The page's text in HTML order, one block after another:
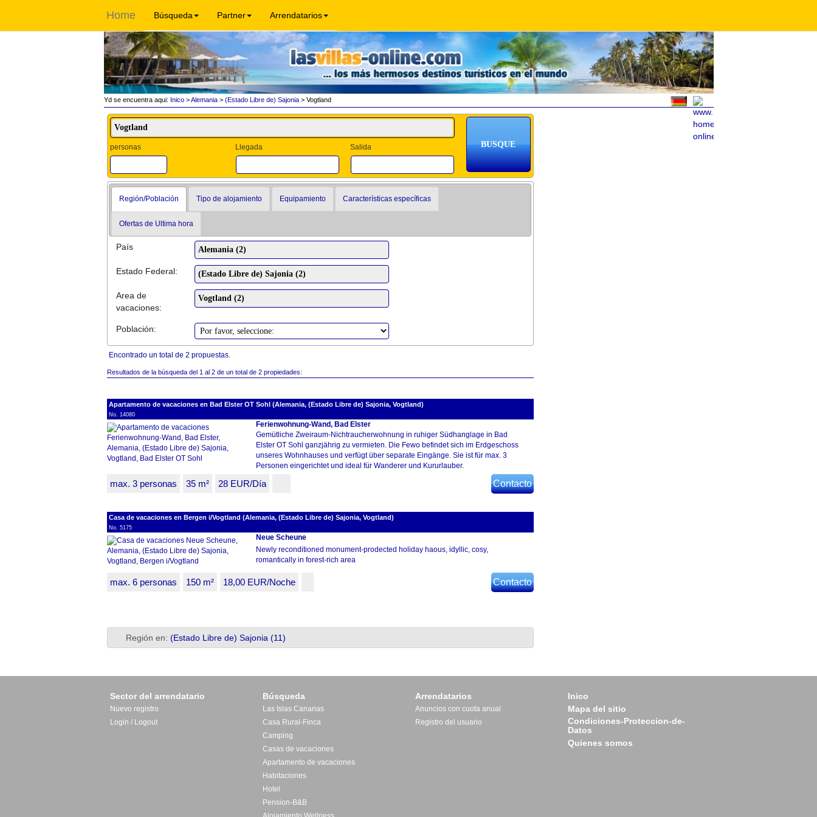
Home Búsqueda Partner Arrendatarios
Yd se encuentra aqui: Inico>Alemania> (Estado Libre de) Sajonia> Vogtland
personas Llegada Salida
Región/Población Tipo de alojamiento Equipamiento Características específicas
Ofertas de Ultima hora
País
Estado Federal:
Area de
vacaciones:
Población:
Encontrado un total de 2 propuestas.
Resultados de la búsqueda del 1 al 2 de un total de 2 propiedades:
Apartamento de vacaciones en Bad Elster OT Sohl (Alemania, (Estado Libre de) Sajonia, Vogtland)
No. 14080
Ferienwohnung-Wand, Bad Elster
Gemütliche Zweiraum-Nichtraucherwohnung in ruhiger Südhanglage in Bad
Elster OT Sohl ganzjährig zu vermieten. Die Fewo befindet sich im Erdgeschoss
unseres Wohnhauses und verfügt über separate Eingänge. Sie ist für max. 3
Personen eingerichtet und ideal für Wanderer und Kururlauber.
max. 3 personas 35 m² 28 EUR/Día Contacto
Casa de vacaciones en Bergen i/Vogtland (Alemania, (Estado Libre de) Sajonia, Vogtland)
No. 5175
Neue Scheune
Newly reconditioned monument-prodected holiday haous, idyllic, cosy,
romantically in forest-rich area
max. 6 personas 150 m² 18,00 EUR/Noche Contacto
Región en:(Estado Libre de) Sajonia (11)
Sector del arrendatario
Nuevo registro
Login / Logout
Búsqueda
Las Islas Canarias
Casa Rural-Finca
Camping
Casas de vacaciones
Apartamento de vacaciones
Habitaciones
Hotel
Pension-B&B
Arrendatarios
Anuncios con cuota anual
Registro del usuario
Inico
Mapa del sitio
Condiciones-Proteccion-de-
Datos
Quienes somos